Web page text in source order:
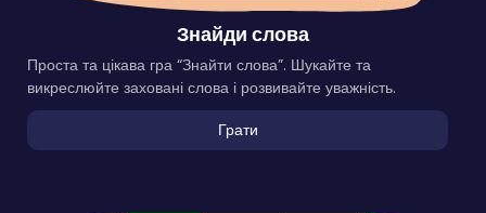
Знайди слова
Проста та цікава гра “Знайти слова”. Шукайте та
викреслюйте заховані слова і розвивайте уважність.
Грати